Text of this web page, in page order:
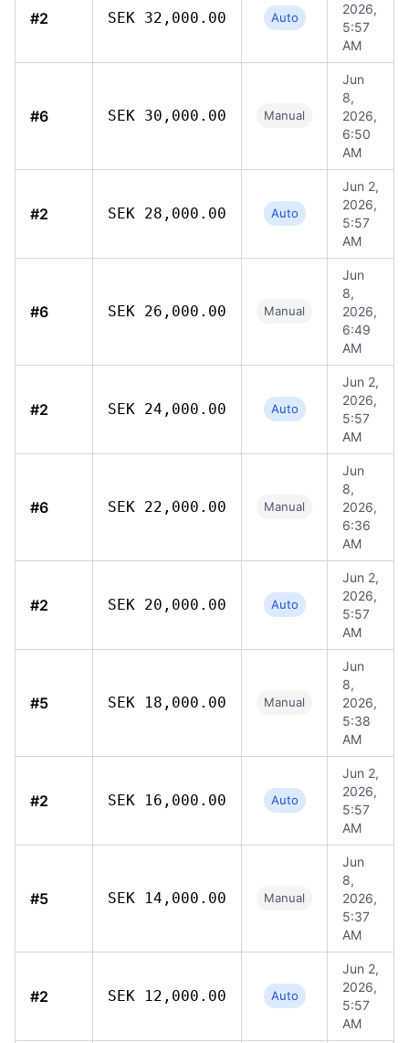
#2 SEK 32,000.00 Auto
2026,
5:57
AM
#6 SEK 30,000.00 Manual
Jun
8,
2026,
6:50
AM
#2 SEK 28,000.00 Auto
Jun 2,
2026,
5:57
AM
#6 SEK 26,000.00 Manual
Jun
8,
2026,
6:49
AM
#2 SEK 24,000.00 Auto
Jun 2,
2026,
5:57
AM
#6 SEK 22,000.00 Manual
Jun
8,
2026,
6:36
AM
#2 SEK 20,000.00 Auto
Jun 2,
2026,
5:57
AM
#5 SEK 18,000.00 Manual
Jun
8,
2026,
5:38
AM
#2 SEK 16,000.00 Auto
Jun 2,
2026,
5:57
AM
#5 SEK 14,000.00 Manual
Jun
8,
2026,
5:37
AM
#2 SEK 12,000.00 Auto
Jun 2,
2026,
5:57
AM